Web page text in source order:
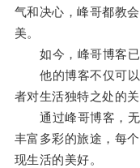
气和决心，峰哥都教
美。
如今，峰哥博客已
他的博客不仅可以
者对生活独特之处的关
通过峰哥博客，无
丰富多彩的旅途，每
现生活的美好。